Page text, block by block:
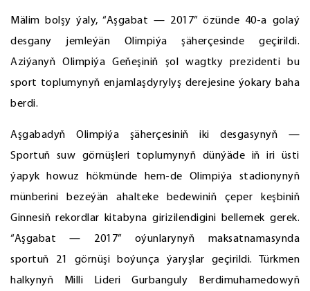
Mälim bolşy ýaly, “Aşgabat — 2017” özünde 40-a golaý
desgany jemleýän Olimpiýa şäherçesinde geçirildi.
Aziýanyň Olimpiýa Geňeşiniň şol wagtky prezidenti bu
sport toplumynyň enjamlaşdyrylyş derejesine ýokary baha
berdi.
Aşgabadyň Olimpiýa şäherçesiniň iki desgasynyň —
Sportuň suw görnüşleri toplumynyň dünýäde iň iri üsti
ýapyk howuz hökmünde hem-de Olimpiýa stadionynyň
münberini bezeýän ahalteke bedewiniň çeper keşbiniň
Ginnesiň rekordlar kitabyna girizilendigini bellemek gerek.
“Aşgabat — 2017” oýunlarynyň maksatnamasynda
sportuň 21 görnüşi boýunça ýaryşlar geçirildi. Türkmen
halkynyň Milli Lideri Gurbanguly Berdimuhamedowyň